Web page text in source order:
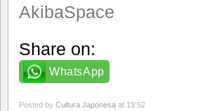
AkibaSpace
Share on:
WhatsApp
Posted by Cultura Japonesa at 19:52